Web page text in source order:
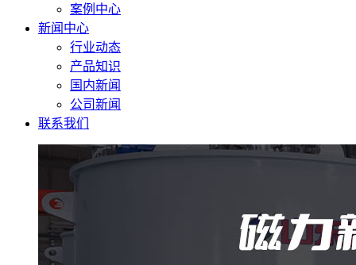
案例中心
新闻中心
行业动态
产品知识
国内新闻
公司新闻
联系我们